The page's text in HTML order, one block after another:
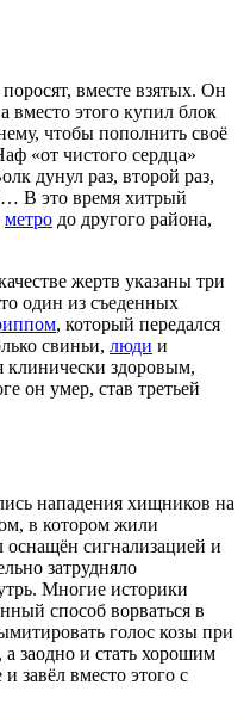
вместе взятых. Он
вместо этого купил блок
чтобы пополнить своё
«от чистого сердца»
дунул раз, второй раз,
В это время хитрый
метро до другого района,
жертв указаны три
один из съеденных
, который передался
свиньи, люди и
клинически здоровым,
он умер, став третьей
нападения хищников на
в котором жили
сигнализацией и
затрудняло
Многие историки
способ ворваться в
голос козы при
а заодно и стать хорошим
завёл вместо этого с